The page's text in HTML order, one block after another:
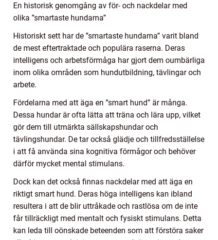
En historisk genomgång av för- och nackdelar med
olika ”smartaste hundarna”
Historiskt sett har de ”smartaste hundarna” varit bland
de mest eftertraktade och populära raserna. Deras
intelligens och arbetsförmåga har gjort dem oumbärliga
inom olika områden som hundutbildning, tävlingar och
arbete.
Fördelarna med att äga en ”smart hund” är många.
Dessa hundar är ofta lätta att träna och lära upp, vilket
gör dem till utmärkta sällskapshundar och
tävlingshundar. De tar också glädje och tillfredsställelse
i att få använda sina kognitiva förmågor och behöver
därför mycket mental stimulans.
Dock kan det också finnas nackdelar med att äga en
riktigt smart hund. Deras höga intelligens kan ibland
resultera i att de blir uttråkade och rastlösa om de inte
får tillräckligt med mentalt och fysiskt stimulans. Detta
kan leda till oönskade beteenden som att förstöra saker